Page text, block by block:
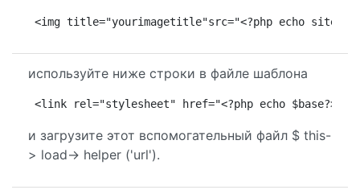
<img title="yourimagetitle"src="<?php echo
используйте ниже строки в файле шаблона
<link rel="stylesheet" href="<?php echo
и загрузите этот вспомогательный файл $ this-
> load-> helper ('url').